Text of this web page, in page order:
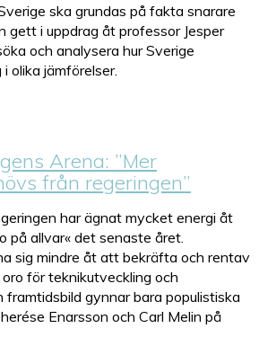
ska grundas på fakta snarare
gett i uppdrag åt professor Jesper
och analysera hur Sverige
olika jämförelser.
Arena: ”Mer
från regeringen”
har ägnat mycket energi åt
på allvar« det senaste året.
sig mindre åt att bekräfta och rentav
för teknikutveckling och
framtidsbild gynnar bara populistiska
Enarsson och Carl Melin på